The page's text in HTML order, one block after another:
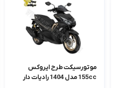
موتورسیکت طرح ایروکس
155cc مدل 1404 رادیات دار